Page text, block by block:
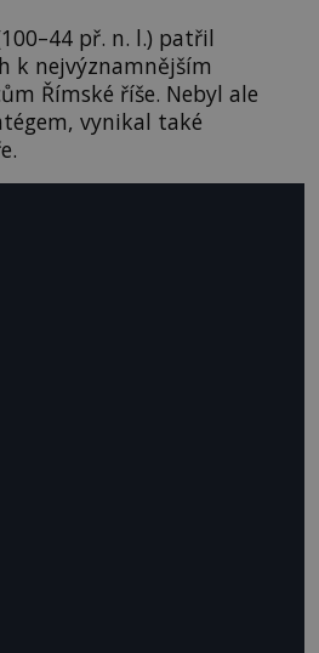
př. n. l.) patřil
k nejvýznamnějším
Římské říše. Nebyl ale
vynikal také